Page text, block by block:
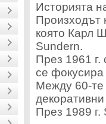
Историята
Произходът
която Карл
Sundern.
През 1961 г.
се фокусира
Между 60-те
През 1989